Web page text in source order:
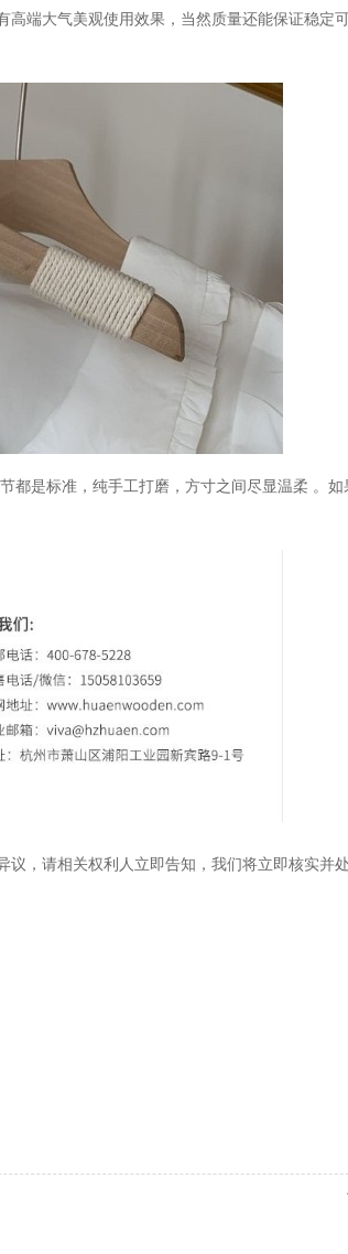
端大气美观使用效果，当然质量还能保证稳定
都是标准 ， 纯手工打磨，方寸之间尽显温柔 。如
，请相关权利人立即告知，我们将立即核实并处